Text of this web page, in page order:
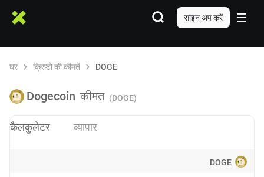
साइन अप करें
घर क्रिप्टो की कीमतें DOGE
Dogecoin कीमत (DOGE)
कैलकुलेटर व्यापार
DOGE